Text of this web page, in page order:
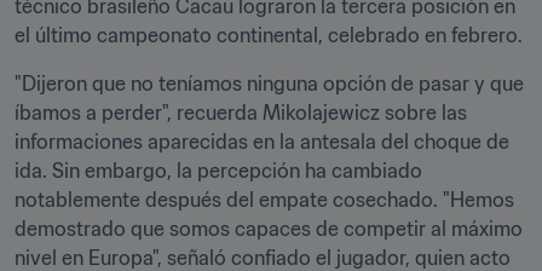
técnico brasileño Cacau lograron la tercera posición en
el último campeonato continental, celebrado en febrero.
"Dijeron que no teníamos ninguna opción de pasar y que
íbamos a perder", recuerda Mikolajewicz sobre las
informaciones aparecidas en la antesala del choque de
ida. Sin embargo, la percepción ha cambiado
notablemente después del empate cosechado. "Hemos
demostrado que somos capaces de competir al máximo
nivel en Europa", señaló confiado el jugador, quien acto